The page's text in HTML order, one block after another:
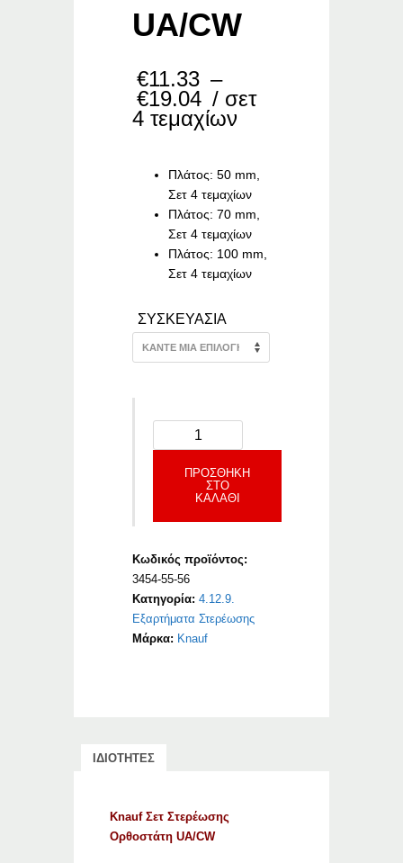
UA/CW
€11.33 –
€19.04 Price
range:
€19.04
/ σετ
4 τεμαχίων
Πλάτος: 50 mm,
Σετ 4 τεμαχίων
Πλάτος: 70 mm,
Σετ 4 τεμαχίων
Πλάτος: 100 mm,
Σετ 4 τεμαχίων
ΣΥΣΚΕΥΑΣΙΑ
ΠΡΟΣΘΉΚΗ
ΣΤΟ
ΚΑΛΆΘΙ
Κωδικός προϊόντος:
3454-55-56
Κατηγορία:4.12.9.
Εξαρτήματα Στερέωσης
Μάρκα: Knauf
ΙΔΙΟΤΗΤΕΣ
Knauf Σετ Στερέωσης
Ορθοστάτη UA/CW